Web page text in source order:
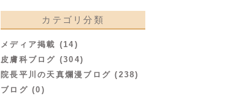
カテゴリ分類
メディア掲載 (14)
皮膚科ブログ (304)
院長平川の天真爛漫ブログ (238)
ブログ (0)